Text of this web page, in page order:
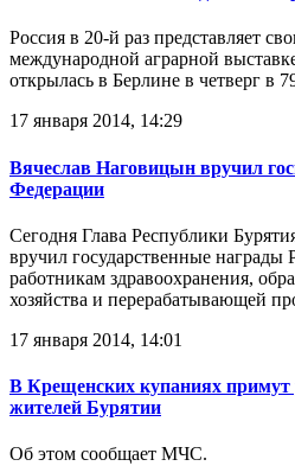
Россия в 20-й раз представляет
международной аграрной
открылась в Берлине в четверг в
17 января 2014, 14:29
Вячеслав Наговицын вручил
Федерации
Сегодня Глава Республики
вручил государственные награды
работникам здравоохранения,
хозяйства и перерабатывающей
17 января 2014, 14:01
В Крещенских купаниях примут
жителей Бурятии
Об этом сообщает МЧС.